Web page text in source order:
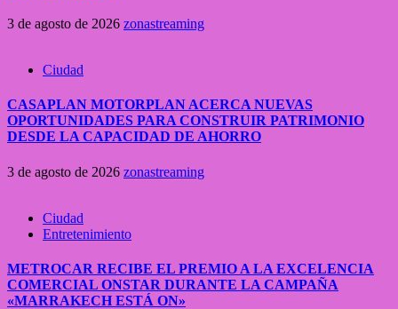
3 de agosto de 2026 zonastreaming
Ciudad
CASAPLAN MOTORPLAN ACERCA NUEVAS
OPORTUNIDADES PARA CONSTRUIR PATRIMONIO
DESDE LA CAPACIDAD DE AHORRO
3 de agosto de 2026 zonastreaming
Ciudad
Entretenimiento
METROCAR RECIBE EL PREMIO A LA EXCELENCIA
COMERCIAL ONSTAR DURANTE LA CAMPAÑA
«MARRAKECH ESTÁ ON»